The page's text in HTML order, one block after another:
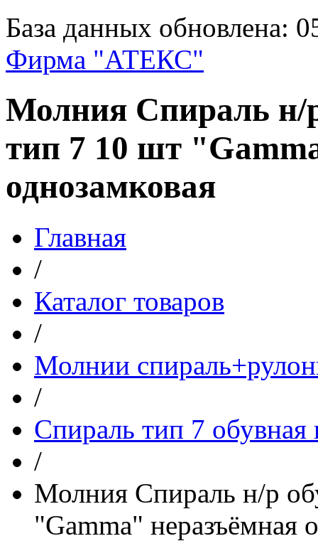
База данных обновлена:
Фирма "АТЕКС"
Молния Спираль н/
тип 7 10 шт
однозамковая
Главная
/
Каталог товаров
/
Молнии
/
Спираль тип 7 обувная
/
Молния Спираль н/р
"Gamma" неразъёмная